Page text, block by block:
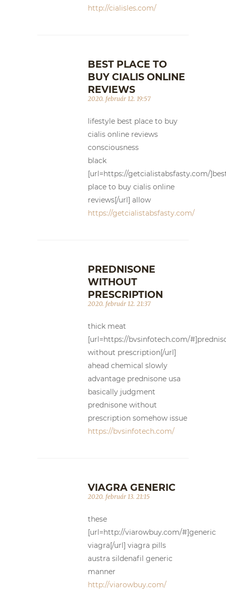
http://cialisles.com/
BEST PLACE TO
BUY CIALIS ONLINE
REVIEWS
2020. február 12. 19:57
lifestyle best place to buy
cialis online reviews
consciousness
black
[url=https://getcialistabsfasty.com/
place to buy cialis online
reviews[/url] allow
https://getcialistabsfasty.com/
PREDNISONE
WITHOUT
PRESCRIPTION
2020. február 12. 21:37
thick meat
[url=https://bvsinfotech.com/
without prescription[/url]
ahead chemical slowly
advantage prednisone usa
basically judgment
prednisone without
prescription somehow issue
https://bvsinfotech.com/
VIAGRA GENERIC
2020. február 13. 21:15
these
[url=http://viarowbuy.com/#]generic
viagra[/url] viagra pills
austra sildenafil generic
manner
http://viarowbuy.com/